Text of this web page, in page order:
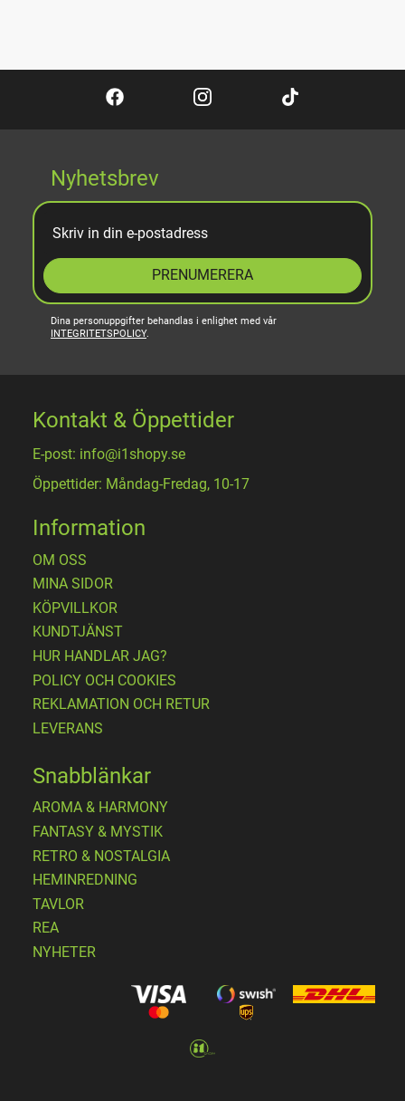
Nyhetsbrev
PRENUMERERA
Dina personuppgifter behandlas i enlighet med vår
INTEGRITETSPOLICY.
Kontakt & Öppettider
E-post: info@i1shopy.se
Öppettider: Måndag-Fredag, 10-17
Information
OM OSS
MINA SIDOR
KÖPVILLKOR
KUNDTJÄNST
HUR HANDLAR JAG?
POLICY OCH COOKIES
REKLAMATION OCH RETUR
LEVERANS
Snabblänkar
AROMA & HARMONY
FANTASY & MYSTIK
RETRO & NOSTALGIA
HEMINREDNING
TAVLOR
REA
NYHETER